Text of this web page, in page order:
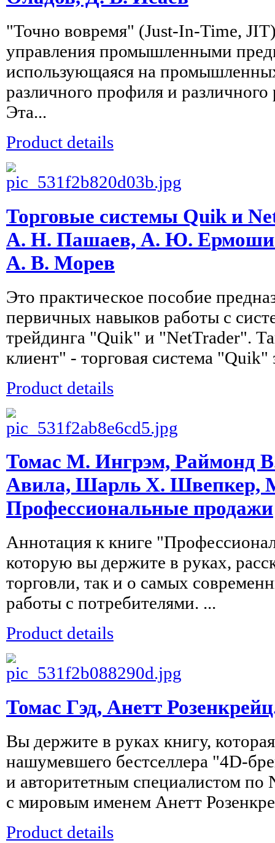
"Точно вовремя" (Just-In-Time,
управления промышленными
использующаяся на
различного профиля и
Эта...
Product details
Торговые системы Quik и
А. Н. Пашаев, А. Ю.
А. В. Морев
Это практическое пособие
первичных навыков работы с
трейдинга "Quik" и "NetTrader".
клиент" - торговая система "Quik"
Product details
Томас М. Ингрэм, Раймонд
Авила, Шарль Х. Швепкер,
Профессиональные продажи
Аннотация к книге
которую вы держите в руках,
торговли, так и о самых
работы с потребителями. ...
Product details
Томас Гэд, Анетт
Вы держите в руках книгу,
нашумевшего бестселлера "4D-
и авторитетным специалистом
с мировым именем Анетт
Product details